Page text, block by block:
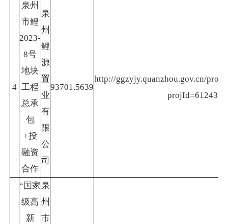
4
泉州
市鲤
2023-
8号
地块
工程
总承
包
+投
融资
合作
泉
州
鲤
源
置
业
有
限
公
司
93701.5639
http://ggzyjy.quanzhou.gov.cn/
projId=61243
“国家
级高
新
泉
州
市